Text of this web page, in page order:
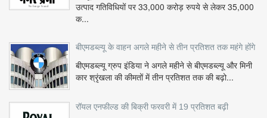
उत्पाद गतिविधियों पर 33,000 करोड़ रुपये से लेकर 35,000
क...
बीएमडब्ल्यू के वाहन अगले महीने से तीन प्रतिशत तक महंगे होंगे
बीएमडब्ल्यू ग्रुप इंडिया ने अगले महीने से बीएमडब्ल्यू और मिनी
कार श्रृंखला की कीमतों में तीन प्रतिशत तक की बढ़ो...
रॉयल एनफील्ड की बिक्री फरवरी में 19 प्रतिशत बढ़ी